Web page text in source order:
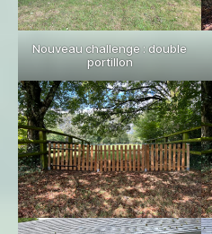
Nouveau challenge : double
portillon